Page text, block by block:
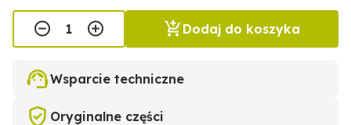
Dodaj do koszyka
Wsparcie techniczne
Oryginalne części